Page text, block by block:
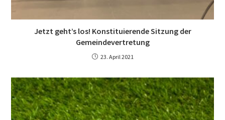
Jetzt geht’s los! Konstituierende Sitzung der
Gemeindevertretung
23. April 2021